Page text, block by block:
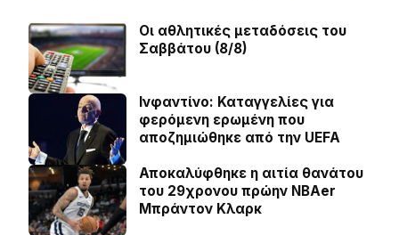
Οι αθλητικές μεταδόσεις του
Σαββάτου (8/8)
Ινφαντίνο: Καταγγελίες για
φερόμενη ερωμένη που
αποζημιώθηκε από την UEFA
Αποκαλύφθηκε η αιτία θανάτου
του 29χρονου πρώην NBAer
Μπράντον Κλαρκ